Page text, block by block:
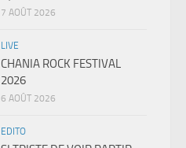
7 AOÛT 2026
LIVE
CHANIA ROCK FESTIVAL
2026
6 AOÛT 2026
EDITO